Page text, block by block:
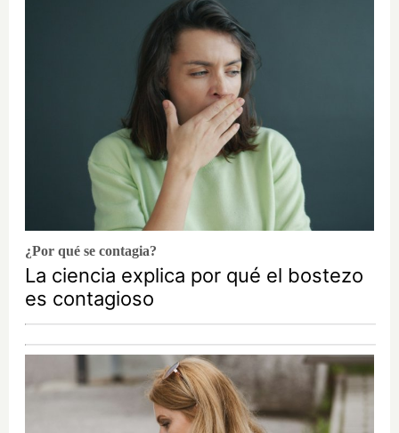
¿Por qué se contagia?
La ciencia explica por qué el bostezo
es contagioso